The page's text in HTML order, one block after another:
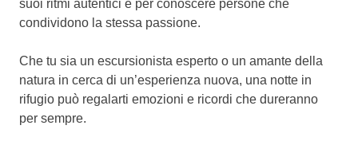
suoi ritmi autentici e per conoscere persone che
condividono la stessa passione.
Che tu sia un escursionista esperto o un amante della
natura in cerca di un’esperienza nuova, una notte in
rifugio può regalarti emozioni e ricordi che dureranno
per sempre.